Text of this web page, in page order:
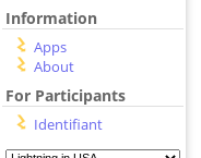
Information
Apps
About
For Participants
Identifiant